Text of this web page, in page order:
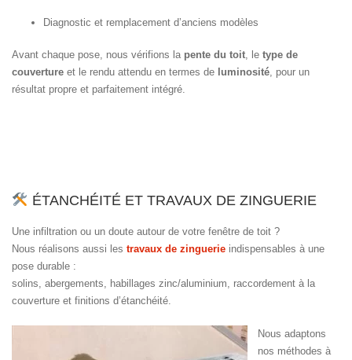
Diagnostic et remplacement d’anciens modèles
Avant chaque pose, nous vérifions la pente du toit, le type de
couverture et le rendu attendu en termes de luminosité, pour un
résultat propre et parfaitement intégré.
ÉTANCHÉITÉ ET TRAVAUX DE ZINGUERIE
Une infiltration ou un doute autour de votre fenêtre de toit ?
Nous réalisons aussi les travaux de zinguerie indispensables à une
pose durable :
solins, abergements, habillages zinc/aluminium, raccordement à la
couverture et finitions d’étanchéité.
Nous adaptons
nos méthodes à